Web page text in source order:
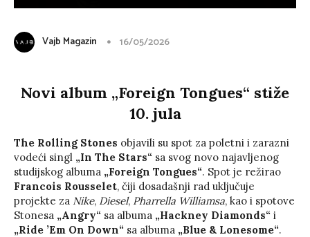
Vajb Magazin 16/05/2026
Novi album „Foreign Tongues“ stiže
10. jula
The Rolling Stones objavili su spot za poletni i zarazni
vodeći singl „In The Stars“ sa svog novo najavljenog
studijskog albuma „Foreign Tongues“. Spot je režirao
Francois Rousselet, čiji dosadašnji rad uključuje
projekte za Nike, Diesel, Pharrella Williamsa, kao i spotove
Stonesa „Angry“ sa albuma „Hackney Diamonds“ i
„Ride ’Em On Down“ sa albuma „Blue & Lonesome“.